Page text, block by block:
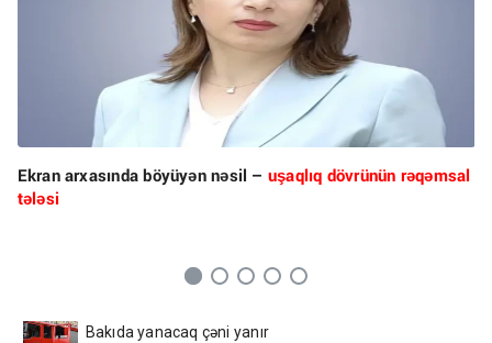
Ekran arxasında böyüyən nəsil – uşaqlıq dövrünün rəqəmsal
tələsi
Bakıda yanacaq çəni yanır